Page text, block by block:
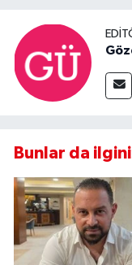
Bunlar da